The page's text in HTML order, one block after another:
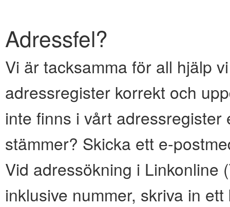
Adressfel?
Vi är tacksamma för all hjälp
adressregister korrekt och
inte finns i vårt
stämmer? Skicka ett e-
Vid adressökning i Linkonline
inklusive nummer, skriva in